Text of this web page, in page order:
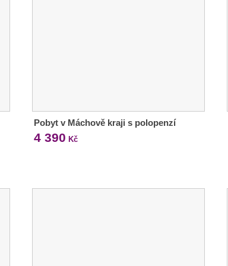
Pobyt v Máchově kraji s polopenzí
4 390 Kč